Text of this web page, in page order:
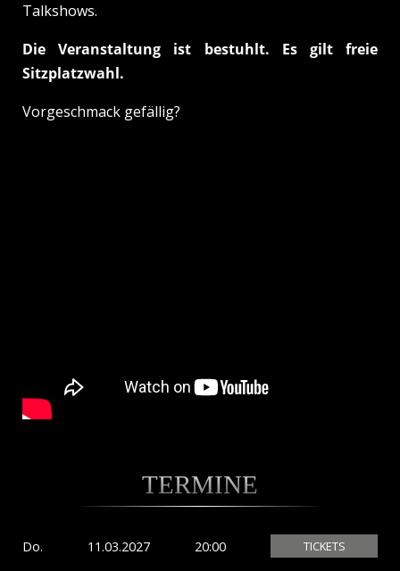
Talkshows.
Die Veranstaltung ist bestuhlt. Es gilt freie
Sitzplatzwahl.
Vorgeschmack gefällig?
TERMINE
Do. 11.03.2027 20:00 TICKETS